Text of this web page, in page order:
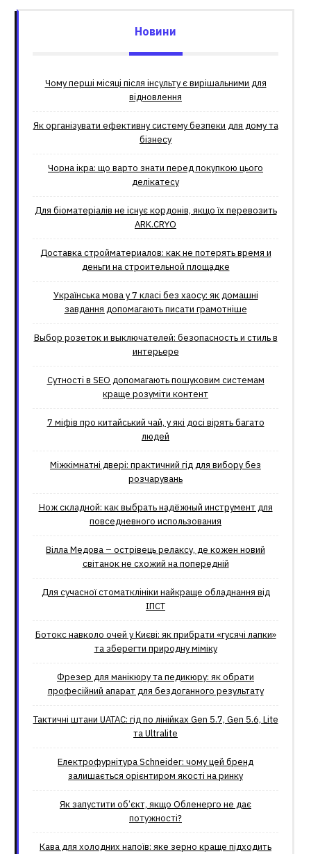
Новини
Чому перші місяці після інсульту є вирішальними для
відновлення
Як організувати ефективну систему безпеки для дому та
бізнесу
Чорна ікра: що варто знати перед покупкою цього
делікатесу
Для біоматеріалів не існує кордонів, якщо їх перевозить
ARK.CRYO
Доставка стройматериалов: как не потерять время и
деньги на строительной площадке
Українська мова у 7 класі без хаосу: як домашні
завдання допомагають писати грамотніше
Выбор розеток и выключателей: безопасность и стиль в
интерьере
Сутності в SEO допомагають пошуковим системам
краще розуміти контент
7 міфів про китайський чай, у які досі вірять багато
людей
Міжкімнатні двері: практичний гід для вибору без
розчарувань
Нож складной: как выбрать надёжный инструмент для
повседневного использования
Вілла Медова – острівець релаксу, де кожен новий
світанок не схожий на попередній
Для сучасної стоматклініки найкраще обладнання від
ІПСТ
Ботокс навколо очей у Києві: як прибрати «гусячі лапки»
та зберегти природну міміку
Фрезер для манікюру та педикюру: як обрати
професійний апарат для бездоганного результату
Тактичні штани UATAC: гід по лінійках Gen 5.7, Gen 5.6, Lite
та Ultralite
Електрофурнітура Schneider: чому цей бренд
залишається орієнтиром якості на ринку
Як запустити об’єкт, якщо Обленерго не дає
потужності?
Кава для холодних напоїв: яке зерно краще підходить